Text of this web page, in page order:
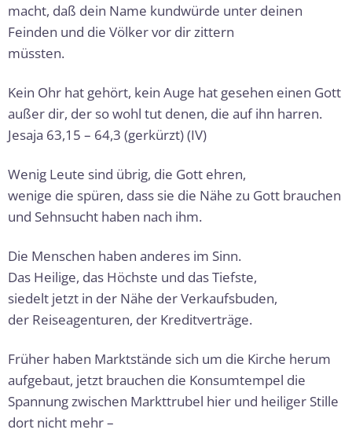
macht, daß dein Name kundwürde unter deinen
Feinden und die Völker vor dir zittern
müss­ten.
Kein Ohr hat gehört, kein Auge hat gesehen einen Gott
außer dir, der so wohl tut denen, die auf ihn harren.
Jesaja 63,15 – 64,3 (gerkürzt) (IV)
Wenig Leute sind übrig, die Gott ehren,
wenige die spüren, dass sie die Nähe zu Gott brauchen
und Sehnsucht haben nach ihm.
Die Menschen haben anderes im Sinn.
Das Heilige, das Höchste und das Tiefste,
siedelt jetzt in der Nähe der Verkaufsbuden,
der Reiseagenturen, der Kreditverträge.
Früher haben Marktstände sich um die Kirche herum
aufgebaut, jetzt brauchen die Konsumtempel die
Spannung zwischen Markttrubel hier und heili­ger Stille
dort nicht mehr –